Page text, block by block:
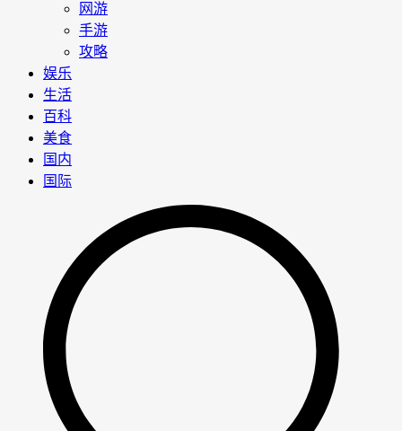
网游
手游
攻略
娱乐
生活
百科
美食
国内
国际